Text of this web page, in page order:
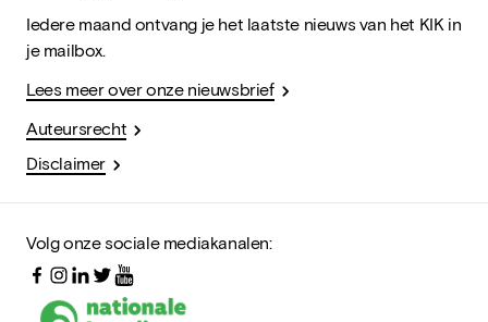
Iedere maand ontvang je het laatste nieuws van het KIK in
je mailbox.
Lees meer over onze nieuwsbrief
Auteursrecht
Disclaimer
Volg onze sociale mediakanalen: